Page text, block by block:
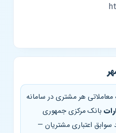
مرکزی جمهوری
اعتباری مشتریان —